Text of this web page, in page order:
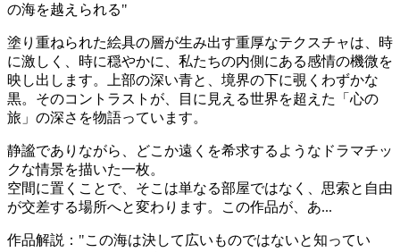
の海を越えられる"
塗り重ねられた絵具の層が生み出す重厚なテクスチャは、時
に激しく、時に穏やかに、私たちの内側にある感情の機微を
映し出します。上部の深い青と、境界の下に覗くわずかな
黒。そのコントラストが、目に見える世界を超えた「心の
旅」の深さを物語っています。
静謐でありながら、どこか遠くを希求するようなドラマチッ
クな情景を描いた一枚。
空間に置くことで、そこは単なる部屋ではなく、思索と自由
が交差する場所へと変わります。この作品が、あ...
作品解説："この海は決して広いものではないと知ってい